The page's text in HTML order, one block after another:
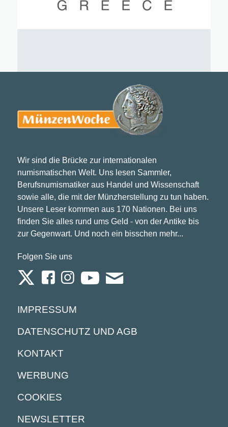
Wir sind die Brücke zur internationalen
numismatischen Welt. Uns lesen Sammler,
Berufsnumismatiker aus Handel und Wissenschaft
sowie alle, die mit der Münzherstellung zu tun haben.
Unsere Leser kommen aus 170 Nationen. Bei uns
finden Sie alles rund ums Geld - von der Antike bis
zur Gegenwart. Und noch ein bisschen mehr...
Folgen Sie uns
IMPRESSUM
DATENSCHUTZ UND AGB
KONTAKT
WERBUNG
COOKIES
NEWSLETTER